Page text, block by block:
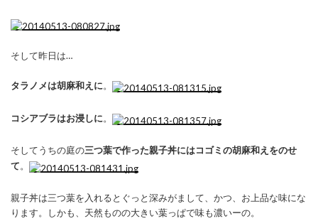
そして昨日は…
タラノメは胡麻和えに。
コシアブラはお浸しに。
そしてうちの庭の三つ葉で作った親子丼にはコゴミの胡麻和えをのせ
て。
親子丼は三つ葉を入れるとぐっと深みがまして、かつ、お上品な味にな
ります。しかも、天然ものの大きい葉っぱで味も濃いーの。